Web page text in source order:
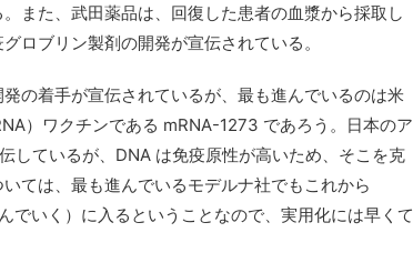
また、武田薬品は、回復した患者の血漿から採取し
ロブリン製剤の開発が宣伝されている。
の着手が宣伝されているが、最も進んでいるのは米
）ワクチンである mRNA-1273 であろう。日本のア
しているが、DNA は免疫原性が高いため、そこを克
ては、最も進んでいるモデルナ社でもこれから
でいく）に入るということなので、実用化には早くて